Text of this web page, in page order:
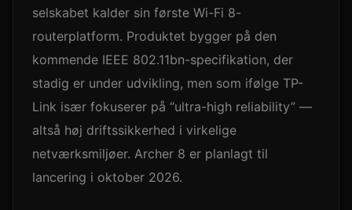
selskabet kalder sin første Wi-Fi 8-
routerplatform. Produktet bygger på den
kommende IEEE 802.11bn-specifikation, der
stadig er under udvikling, men som ifølge TP-
Link især fokuserer på “ultra-high reliability” —
altså høj driftssikkerhed i virkelige
netværksmiljøer. Archer 8 er planlagt til
lancering i oktober 2026.